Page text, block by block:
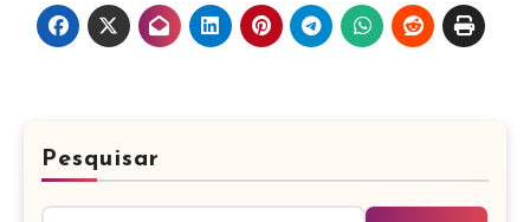
Pesquisar